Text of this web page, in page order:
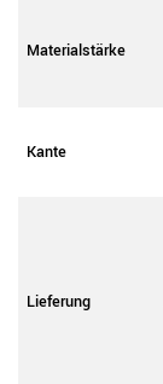
Materialstärke
Kante
Lieferung